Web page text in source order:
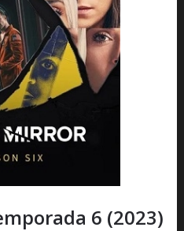
6 (2023)